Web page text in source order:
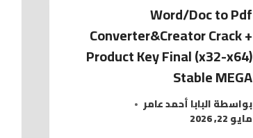
Word/Doc to Pdf
Converter&Creator Crack +
Product Key Final (x32-x64)
Stable MEGA
بواسطةالبابا أحمد عامر
مايو 22, 2026